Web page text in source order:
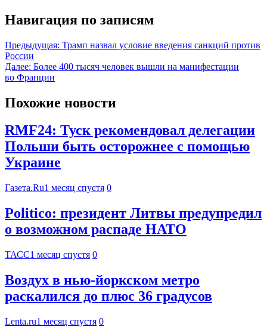
Навигация по записям
Предыдущая: Трамп назвал условие введения санкций против
России
Далее: Более 400 тысяч человек вышли на манифестации
во Франции
Похожие новости
RMF24: Туск рекомендовал делегации
Польши быть осторожнее с помощью
Украине
Газета.Ru1 месяц спустя 0
Politico: президент Литвы предупредил
о возможном распаде НАТО
ТАСС1 месяц спустя 0
Воздух в нью-йоркском метро
раскалился до плюс 36 градусов
Lenta.ru1 месяц спустя 0